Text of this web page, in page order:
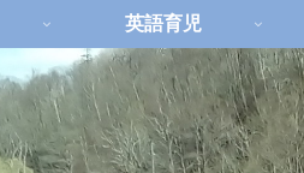
英語育児